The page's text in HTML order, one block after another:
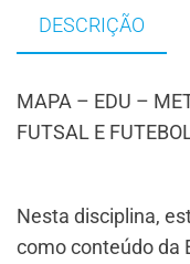
DESCRIÇÃO
MAPA – EDU –
FUTSAL E
Nesta disciplina,
como conteúdo da